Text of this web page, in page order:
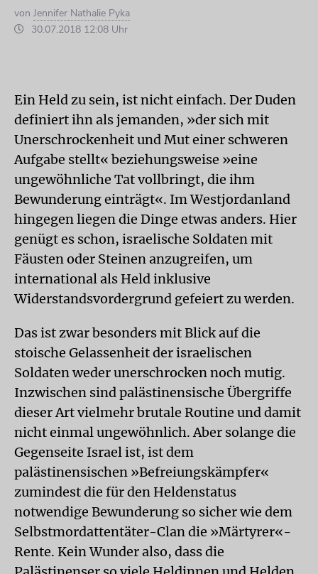
von Jennifer Nathalie Pyka
30.07.2018 12:08 Uhr
Ein Held zu sein, ist nicht einfach. Der Duden
definiert ihn als jemanden, »der sich mit
Unerschrockenheit und Mut einer schweren
Aufgabe stellt« beziehungsweise »eine
ungewöhnliche Tat vollbringt, die ihm
Bewunderung einträgt«. Im Westjordanland
hingegen liegen die Dinge etwas anders. Hier
genügt es schon, israelische Soldaten mit
Fäusten oder Steinen anzugreifen, um
international als Held inklusive
Widerstandsvordergrund gefeiert zu werden.
Das ist zwar besonders mit Blick auf die
stoische Gelassenheit der israelischen
Soldaten weder unerschrocken noch mutig.
Inzwischen sind palästinensische Übergriffe
dieser Art vielmehr brutale Routine und damit
nicht einmal ungewöhnlich. Aber solange die
Gegenseite Israel ist, ist dem
palästinensischen »Befreiungskämpfer«
zumindest die für den Heldenstatus
notwendige Bewunderung so sicher wie dem
Selbstmordattentäter-Clan die »Märtyrer«-
Rente. Kein Wunder also, dass die